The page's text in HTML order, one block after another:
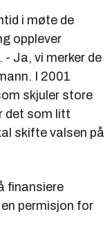
i møte de
opplever
Ja, vi merker de
I 2001
skjuler store
det som litt
skifte valsen på
finansiere
permisjon for